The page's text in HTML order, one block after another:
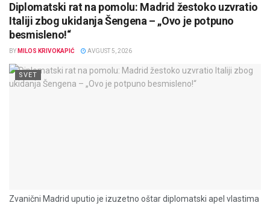
Diplomatski rat na pomolu: Madrid žestoko uzvratio
Italiji zbog ukidanja Šengena – „Ovo je potpuno
besmisleno!“
BY MILOS KRIVOKAPIĆ AVGUST 5, 2026
SVET
Zvanični Madrid uputio je izuzetno oštar diplomatski apel vlastima